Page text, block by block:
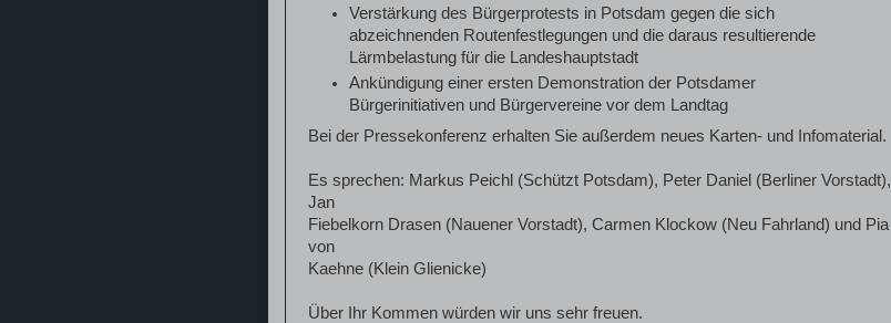
Verstärkung des Bürgerprotests in Potsdam gegen die sich
abzeichnenden Routenfestlegungen und die daraus resultierende
Lärmbelastung für die Landeshauptstadt
Ankündigung einer ersten Demonstration der Potsdamer
Bürgerinitiativen und Bürgervereine vor dem Landtag
Bei der Pressekonferenz erhalten Sie außerdem neues Karten- und Infomaterial.
Es sprechen: Markus Peichl (Schützt Potsdam), Peter Daniel (Berliner Vorstadt),
Jan
Fiebelkorn Drasen (Nauener Vorstadt), Carmen Klockow (Neu Fahrland) und Pia
von
Kaehne (Klein Glienicke)
Über Ihr Kommen würden wir uns sehr freuen.